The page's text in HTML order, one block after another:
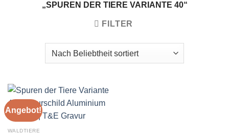
„SPUREN DER TIERE VARIANTE 40“
FILTER
Angebot!
WALDTIERE